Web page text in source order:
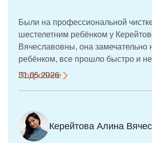
запоминающимся. Спасибо за
высокий уровень медицины!
Были на профессиональной
шестелетним ребёнком у
Вячеславовны, она замечательно
ребёнком, все прошло быстро и
на зубах были камни. В конце
Подробнее
31.05.2026
Керейтова Алина